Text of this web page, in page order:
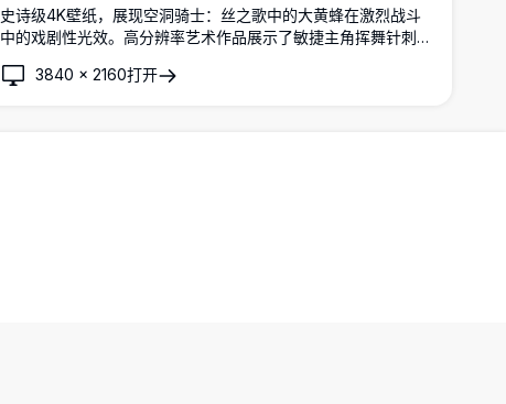
史诗级4K壁纸，展现空洞骑士：丝之歌中的大黄蜂在激烈战斗
中的戏剧性光效。高分辨率艺术作品展示了敏捷主角挥舞针刺和
3840 × 2160打开